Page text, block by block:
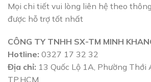
Mọi chi tiết vui lòng liên hệ theo
được hỗ trợ tốt nhất
CÔNG TY TNHH SX-TM MINH
Hotline: 0327 17 32 32
Địa chỉ: 13 Quốc Lộ 1A, Phường Thới
TP.HCM